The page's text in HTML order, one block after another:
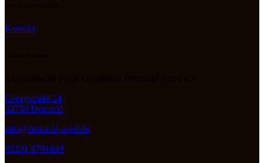
Kontakt
Georgstraße 24
32756 Detmold
info@detmold-nord.de
05231 8791949